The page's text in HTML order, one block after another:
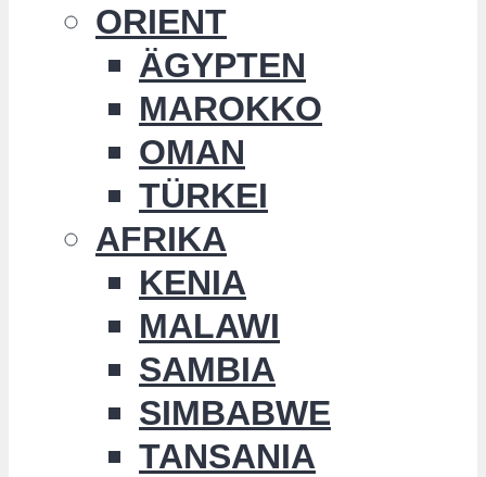
ORIENT
ÄGYPTEN
MAROKKO
OMAN
TÜRKEI
AFRIKA
KENIA
MALAWI
SAMBIA
SIMBABWE
TANSANIA